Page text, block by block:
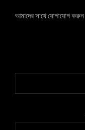
আমাদের সাথে যোগাযোগ করুন